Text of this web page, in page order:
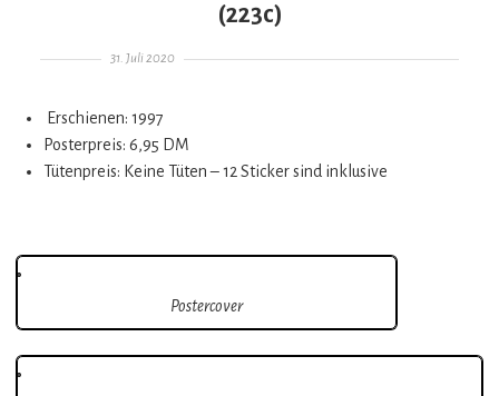
(223c)
Gepostet am
31. Juli 2020
Erschienen: 1997
Posterpreis: 6,95 DM
Tütenpreis: Keine Tüten – 12 Sticker sind inklusive
Postercover